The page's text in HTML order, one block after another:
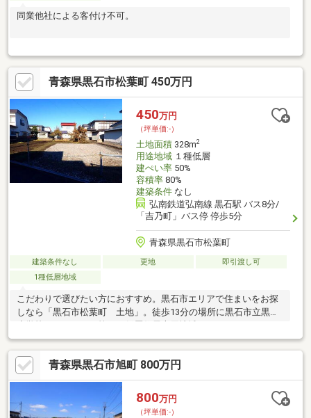
同業他社による客付け不可。
青森県黒石市松葉町 450万円
450万円
（坪単価:-）
土地面積328m2
用途地域１種低層
建ぺい率50%
容積率80%
建築条件なし
弘南鉄道弘南線 黒石駅 バス8分/
「吉乃町」バス停 停歩5分
青森県黒石市松葉町
建築条件なし 更地
即引渡し可
1種低層地域
こだわりで選びたい方におすすめ。黒石市エリアで住まいをお探
しなら「黒石市松葉町 土地」。徒歩13分の場所に黒石市立黒石
生活を送ることができ、静かな生活に適しています。周辺環境が
充実している住宅用地です。南側道路に面しているため、日当た
りを確保する事が出来ます。建築条件がないので、自分に合った
スケジュール、建築会社、間取りなどを選ぶことができます。あ
まり広いとは言えませんが、落ち着いて過ごせる空間です。公営
水道・公共下水道本管は、前面道路に埋設配管んあります。
青森県黒石市旭町 800万円
800万円
（坪単価:-）